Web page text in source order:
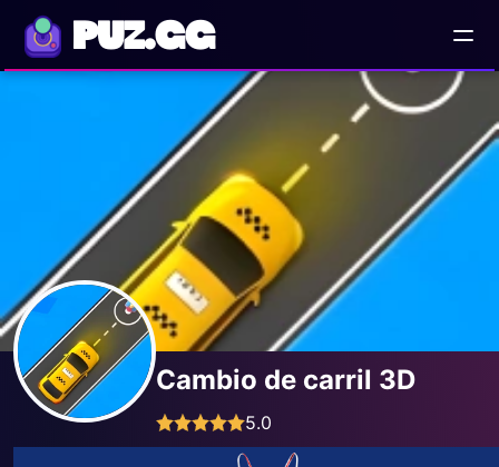
PUZ.GG
Cambio de carril 3D
5.0